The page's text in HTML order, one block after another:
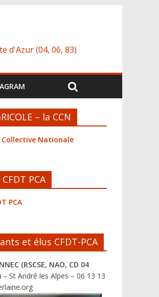
d'Azur (04, 06, 83)
– la CCN
Collective Nationale
PCA
PCA
et élus CFDT-PCA
(RSCSE, NAO, CD 04
– St André les Alpes – 06 13 13